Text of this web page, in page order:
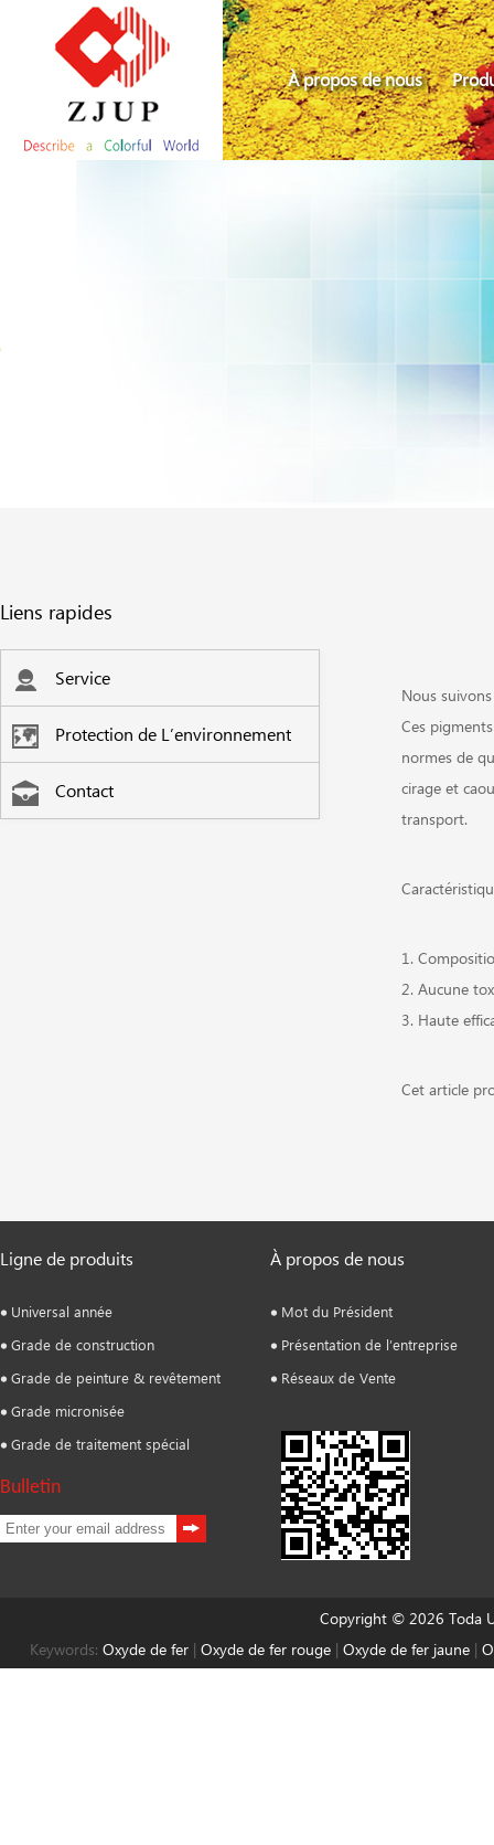
À propos de nous
Liens rapides
Service
Protection de L’environnement
Contact
Nous
Ces
normes de
cirage et
transport.
1.
2. Aucune
3. Haute
Cet article
Ligne de produits
Universal année
Grade de construction
Grade de peinture & revêtement
Grade micronisée
Grade de traitement spécial
Bulletin
À propos de nous
Mot du Président
Présentation de l’entreprise
Réseaux de Vente
Copyright © 2026 Toda
Keywords:Oxyde de fer |Oxyde de fer rouge |Oxyde de fer jaune |